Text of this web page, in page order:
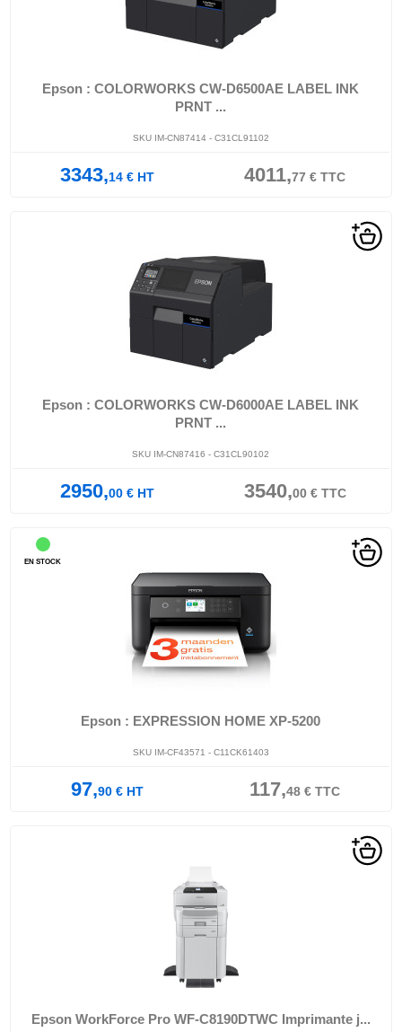
Epson : COLORWORKS CW-D6500AE LABEL INK
PRNT ...
SKU IM-CN87414 - C31CL91102
3343,14€HT 4011,77 € TTC
Epson : COLORWORKS CW-D6000AE LABEL INK
PRNT ...
SKU IM-CN87416 - C31CL90102
2950,00€HT 3540,00€TTC
Epson : EXPRESSION HOME XP-5200
SKU IM-CF43571 - C11CK61403
97,90€HT 117,48 € TTC
EN STOCK
Epson WorkForce Pro WF-C8190DTWC Imprimante j...